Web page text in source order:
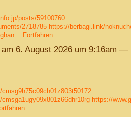
posts/59100760
2718785 https://berbagi.link/
Fortfahren
6. August 2026 um 9:16am —
https://